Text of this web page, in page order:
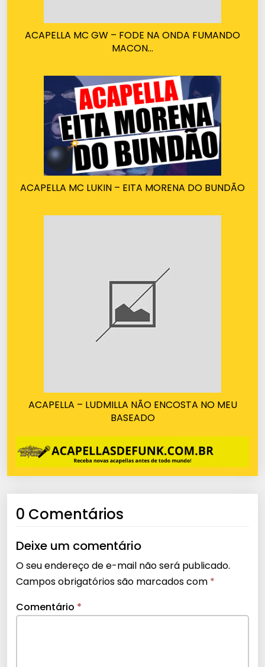
ACAPELLA MC GW – FODE NA ONDA FUMANDO
MACON…
ACAPELLA MC LUKIN – EITA MORENA DO BUNDÃO
ACAPELLA – LUDMILLA NÃO ENCOSTA NO MEU
BASEADO
0 Comentários
Deixe um comentário
O seu endereço de e-mail não será publicado.
Campos obrigatórios são marcados com *
Comentário *